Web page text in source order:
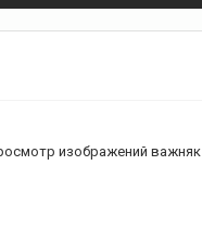
изображений важняк